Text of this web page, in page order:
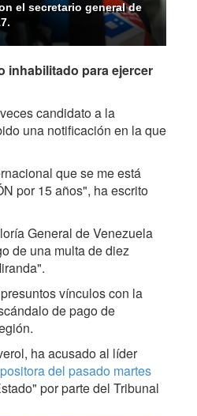
el secretario general de
inhabilitado para ejercer
candidato a la
una notificación en la que
que se me está
por 15 años", ha escrito
General de Venezuela
de una multa de diez
vínculos con la
de pago de
ha acusado al líder
del pasado martes
por parte del Tribunal